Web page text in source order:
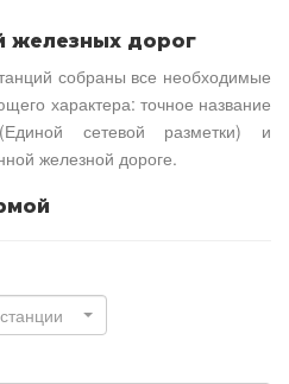
железных дорог
собраны все необходимые
характера: точное название
сетевой разметки) и
железной дороге.